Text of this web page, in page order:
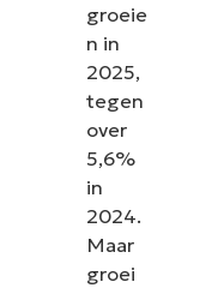
groeie
n in
2025,
tegen
over
5,6%
in
2024.
Maar
groei